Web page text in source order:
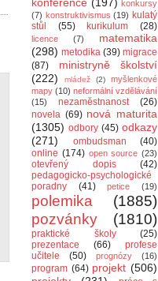
konkursy
(7) konstruktivismus (19) kulatý
stůl
(55) kurikulum (28)
licence (7)
matematika
(298) metodika (39) migrace
(87)
ministryně školství
(222)
mládež (2)
myšlenkové
mapy (10) neformální vzdělávání
(15)
nezaměstnanost
(26)
novela (69) nová maturita
(1305) odbory (45) odkazy
(271)
ombudsman
(40)
online (174) open source (23)
otevřený dopis
(42)
pedagogicko-psychologické
poradny
(41) petice (19)
polemika
(1885)
pozvánky
(1810)
praktické školy
(25)
prezentace
(66)
profese
učitele
(50) prognózy (16)
program (64) projekt (506)